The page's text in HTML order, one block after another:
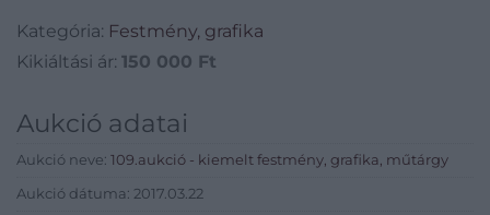
Kategória: Festmény, grafika
Kikiáltási ár: 150 000 Ft
Aukció adatai
Aukció neve: 109.aukció - kiemelt festmény, grafika, műtárgy
Aukció dátuma: 2017.03.22